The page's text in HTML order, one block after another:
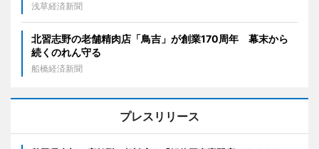
浅草経済新聞
北習志野の老舗精肉店「鳥吉」が創業170周年 幕末から
続くのれん守る
船橋経済新聞
プレスリリース